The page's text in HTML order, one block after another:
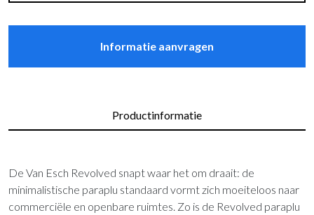
Informatie aanvragen
Productinformatie
De Van Esch Revolved snapt waar het om draait: de
minimalistische paraplu standaard vormt zich moeiteloos naar
commerciële en openbare ruimtes. Zo is de Revolved paraplu